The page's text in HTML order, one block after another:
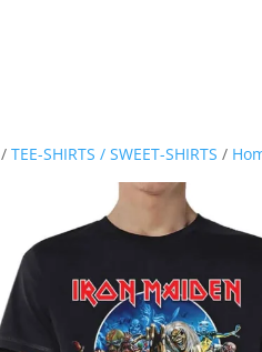
/TEE-SHIRTS / SWEET-SHIRTS /